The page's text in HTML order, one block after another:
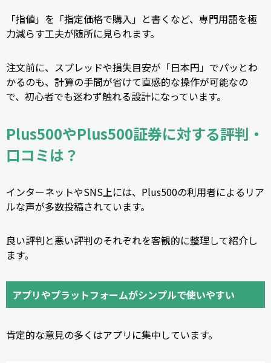
「指値」を「指定価格で購入」と書くなど、専門用語を極
力減らす工夫が随所に見られます。
注文前に、スプレッドや損失目安が「日本円」でパッとわ
かるのも、計算の手間が省けて直感的な操作が可能なの
で、初心者でも迷わず触れる設計になっています。
Plus500やPlus500証券に対する評判・
口コミは？
インターネットやSNS上には、Plus500の利用者によるリア
ルな声が多数投稿されています。
良い評判と悪い評判のそれぞれを客観的に整理して紹介し
ます。
アプリやプラットフォームがシンプルで使いやすい
肯定的な意見の多くはアプリに集中しています。